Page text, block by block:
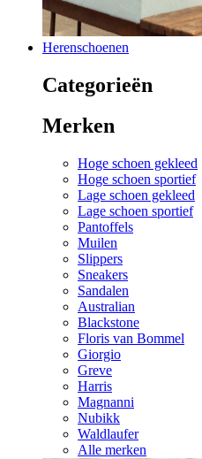
Herenschoenen
Categorieën
Merken
Hoge schoen gekleed
Hoge schoen sportief
Lage schoen gekleed
Lage schoen sportief
Pantoffels
Muilen
Slippers
Sneakers
Sandalen
Australian
Blackstone
Floris van Bommel
Giorgio
Greve
Harris
Magnanni
Nubikk
Waldlaufer
Alle merken